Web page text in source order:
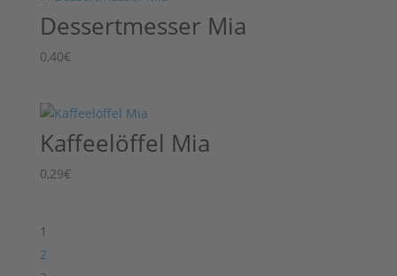
Dessertmesser Mia
0,40€
Kaffeelöffel Mia
0,29€
1
2